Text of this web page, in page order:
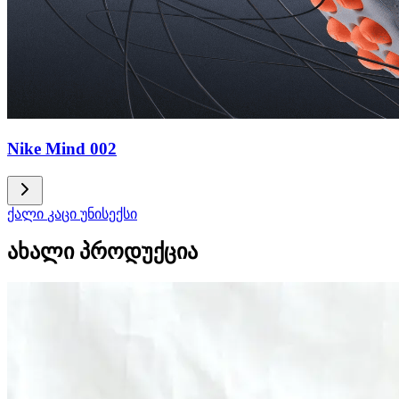
Nike Mind 002
ქალი კაცი უნისექსი
ახალი პროდუქცია